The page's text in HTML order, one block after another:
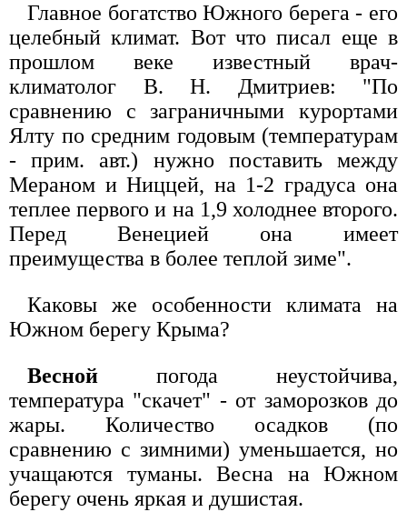
Главное богатство Южного берега - его
целебный климат. Вот что писал еще в
прошлом веке известный врач-
климатолог В. Н. Дмитриев: "По
сравнению с заграничными курортами
Ялту по средним годовым (температурам
- прим. авт.) нужно поставить между
Мераном и Ниццей, на 1-2 градуса она
теплее первого и на 1,9 холоднее второго.
Перед Венецией она имеет
преимущества в более теплой зиме".
Каковы же особенности климата на
Южном берегу Крыма?
Весной погода неустойчива,
температура "скачет" - от заморозков до
жары. Количество осадков (по
сравнению с зимними) уменьшается, но
учащаются туманы. Весна на Южном
берегу очень яркая и душистая.